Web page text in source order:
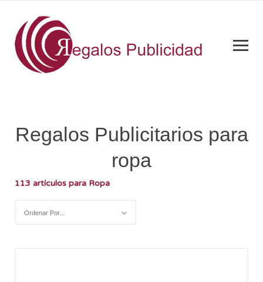
Regalos Publicitarios para
ropa
113 artículos para Ropa